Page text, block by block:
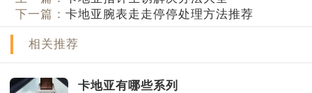
下一篇：卡地亚腕表走走停停处理方法推荐
相关推荐
卡地亚有哪些系列